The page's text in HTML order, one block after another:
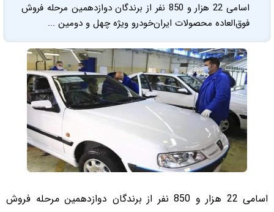
اسامی 22 هزار و 850 نفر از برندگان دوازدهمین مرحله فروش
فوق‌العاده محصولات ایران‌خودرو ویژه چهل و دومین ...
اسامی 22 هزار و 850 نفر از برندگان دوازدهمین مرحله فروش